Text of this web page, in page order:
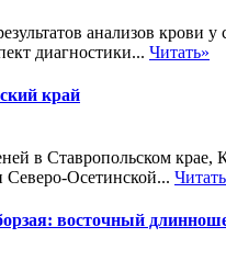
анализов крови
диагностики... Читать»
край
в Ставропольском крае,
Северо-Осетинской...
восточный